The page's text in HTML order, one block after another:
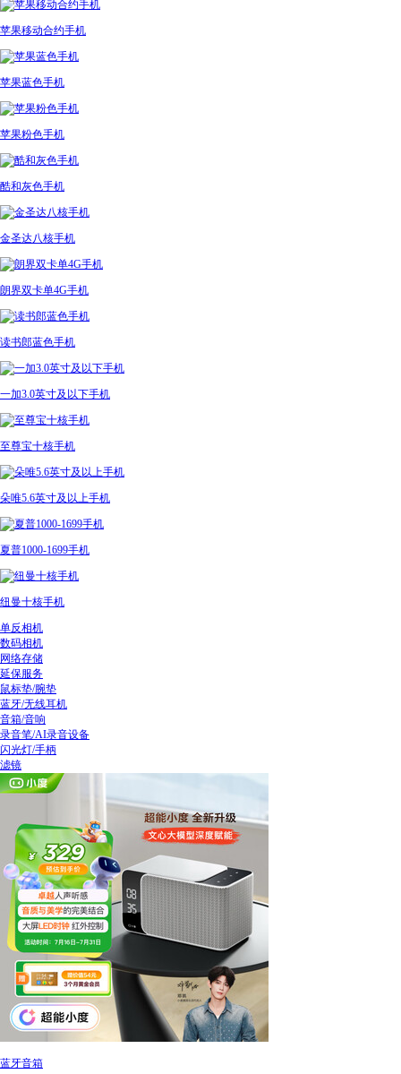
苹果移动合约手机
苹果蓝色手机
苹果粉色手机
酷和灰色手机
金圣达八核手机
朗界双卡单4G手机
读书郎蓝色手机
一加3.0英寸及以下手机
至尊宝十核手机
朵唯5.6英寸及以上手机
夏普1000-1699手机
纽曼十核手机
单反相机
数码相机
网络存储
延保服务
鼠标垫/腕垫
蓝牙/无线耳机
音箱/音响
录音笔/AI录音设备
闪光灯/手柄
滤镜
蓝牙音箱